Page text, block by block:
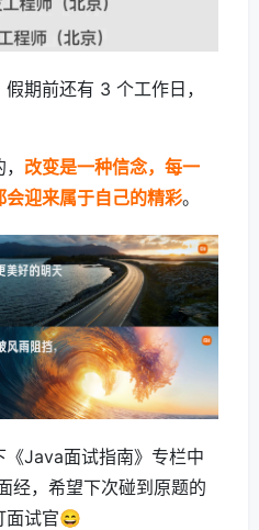
期前还有 3 个工作日，
改变是一种信念，每一
迎来属于自己的精彩。
Java面试指南》专栏中
经，希望下次碰到原题的
面试官😄